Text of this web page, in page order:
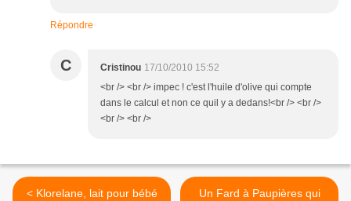
Répondre
C Cristinou 17/10/2010 15:52
<br /> <br /> impec ! c'est l'huile d'olive qui compte
dans le calcul et non ce quil y a dedans!<br /> <br />
<br /> <br />
< Klorelane, lait pour bébé
Un Fard à Paupières qui